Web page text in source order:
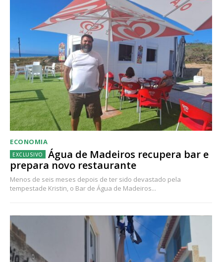
ECONOMIA
Água de Madeiros recupera bar e
prepara novo restaurante
Menos de seis meses depois de ter sido devastado pela
tempestade Kristin, o Bar de Água de Madeiros...